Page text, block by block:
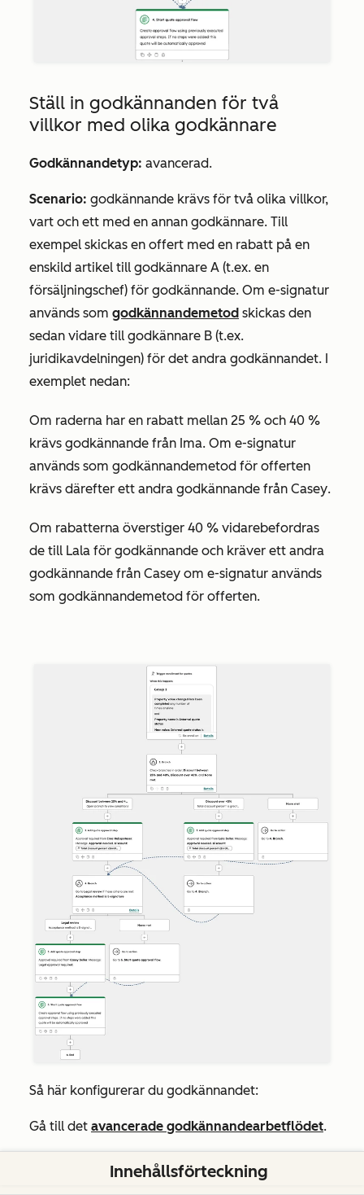
Ställ in godkännanden för två
villkor med olika godkännare
Godkännandetyp: avancerad.
Scenario: godkännande krävs för två olika villkor,
vart och ett med en annan godkännare. Till
exempel skickas en offert med en rabatt på en
enskild artikel till godkännare A (t.ex. en
försäljningschef) för godkännande. Om e-signatur
används som godkännandemetod skickas den
sedan vidare till godkännare B (t.ex.
juridikavdelningen) för det andra godkännandet. I
exemplet nedan:
Om raderna har en rabatt mellan 25 % och 40 %
krävs godkännande från Ima. Om e-signatur
används som godkännandemetod för offerten
krävs därefter ett andra godkännande från Casey.
Om rabatterna överstiger 40 % vidarebefordras
de till Lala för godkännande och kräver ett andra
godkännande från Casey om e-signatur används
som godkännandemetod för offerten.
Så här konfigurerar du godkännandet:
Gå till det avancerade godkännandearbetflödet.
Under utlösaren ”Trigger enrollment for quotes
Innehållsförteckning